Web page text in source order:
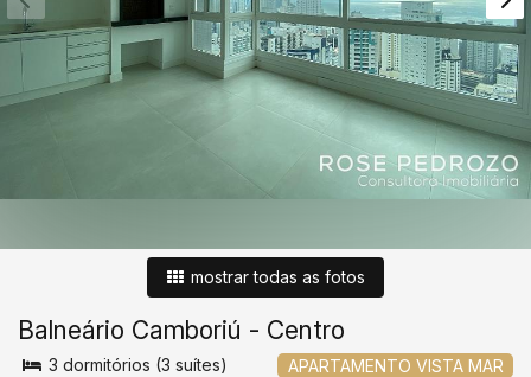
mostrar todas as fotos
Balneário Camboriú - Centro
APARTAMENTO VISTA MAR
3 dormitórios (3 suítes)